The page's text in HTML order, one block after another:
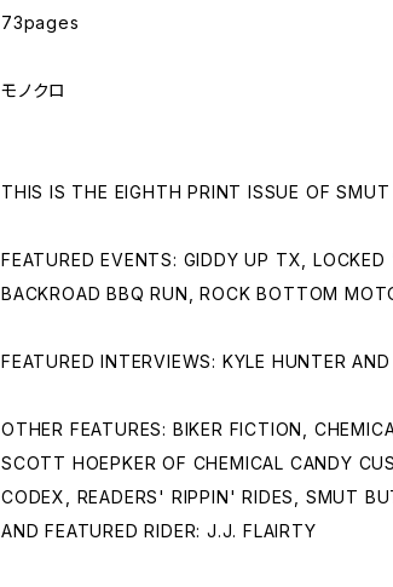
73pages
モノクロ
THIS IS THE EIGHTH PRINT ISSUE OF
FEATURED EVENTS: GIDDY UP TX,
BACKROAD BBQ RUN, ROCK BOTTOM
FEATURED INTERVIEWS: KYLE HUNTER
OTHER FEATURES: BIKER FICTION,
SCOTT HOEPKER OF CHEMICAL CANDY
CODEX, READERS' RIPPIN' RIDES, SMUT
AND FEATURED RIDER: J.J. FLAIRTY